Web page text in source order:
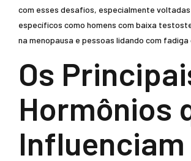
com esses desafios, especialmente
específicos como homens com baixa
na menopausa e pessoas lidando com fadiga
Os
Hormônios
Influenciam